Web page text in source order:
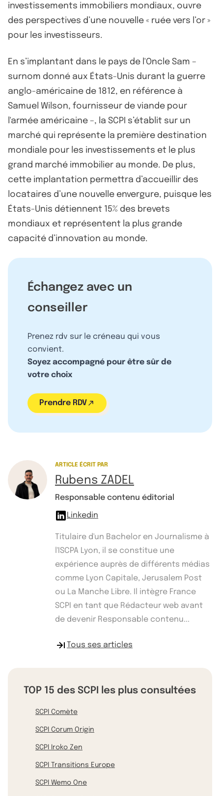
investissements immobiliers mondiaux, ouvre
des perspectives d’une nouvelle « ruée vers l’or »
pour les investisseurs.
En s’implantant dans le pays de l'Oncle Sam –
surnom donné aux États-Unis durant la guerre
anglo-américaine de 1812, en référence à
Samuel Wilson, fournisseur de viande pour
l'armée américaine –, la SCPI s’établit sur un
marché qui représente la première destination
mondiale pour les investissements et le plus
grand marché immobilier au monde. De plus,
cette implantation permettra d’accueillir des
locataires d’une nouvelle envergure, puisque les
États-Unis détiennent 15% des brevets
mondiaux et représentent la plus grande
capacité d’innovation au monde.
Échangez avec un
conseiller
Prenez rdv sur le créneau qui vous
convient.
Soyez accompagné pour être sûr de
votre choix
Prendre RDV
ARTICLE ÉCRIT PAR
Rubens ZADEL
Responsable contenu éditorial
Linkedin
Titulaire d'un Bachelor en Journalisme à
l'ISCPA Lyon, il se constitue une
expérience auprès de différents médias
comme Lyon Capitale, Jerusalem Post
ou La Manche Libre. Il intègre France
SCPI en tant que Rédacteur web avant
de devenir Responsable contenu...
Tous ses articles
TOP 15 des SCPI les plus consultées
SCPI Comète
SCPI Corum Origin
SCPI Iroko Zen
SCPI Transitions Europe
SCPI Wemo One